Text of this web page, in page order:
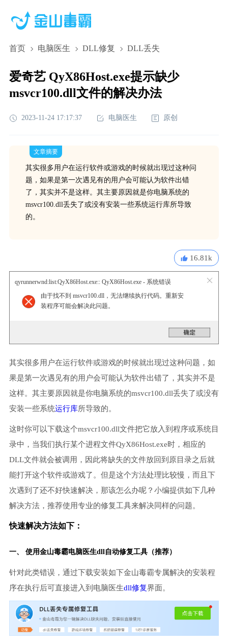
首页 电脑医生 DLL修复 DLL丢失
爱奇艺 QyX86Host.exe提示缺少
msvcr100.dll文件的解决办法
2023-11-24 17:17:37 电脑医生 原创
文章摘要
其实很多用户在运行软件或游戏的时候就出现过这种问
题，如果是第一次遇见有的用户会可能认为软件出错
了，其实并不是这样。其主要原因就是你电脑系统的
msvcr100.dll丢失了或没有安装一些系统运行库所导致
的。
16.81k
qyrunnerwnd:list:QyX86Host.exe:: QyX86Host.exe - 系统错误
由于找不到 msvcr100.dll，无法继续执行代码。重新安
装程序可能会解决此问题。
其实很多用户在运行软件或游戏的时候就出现过这种问题，如
果是第一次遇见有的用户会可能认为软件出错了，其实并不是
这样。其主要原因就是你电脑系统的msvcr100.dll丢失了或没有
安装一些系统运行库所导致的。
这时你可以下载这个msvcr100.dll文件把它放入到程序或系统目
录中，当我们执行某个进程文件QyX86Host.exe时，相应的
DLL文件就会被调用，因此将缺失的文件放回到原目录之后就
能打开这个软件或游戏了。但是这个方法处理比较慢，而且下
次遇到了还不好快速解决，那该怎么办呢？小编提供如下几种
解决方法，推荐使用专业的修复工具来解决同样的问题。
快速解决方法如下：
一、 使用金山毒霸电脑医生dll自动修复工具（推荐）
针对此类错误，通过下载安装如下金山毒霸专属解决的安装程
序在执行后可直接进入到电脑医生dll修复界面。